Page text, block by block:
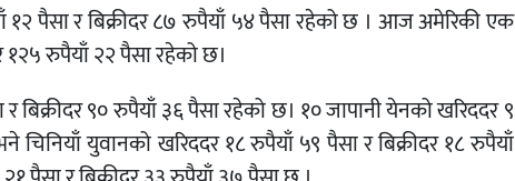
पैसा र बिक्रीदर ८७ रुपैयाँ ५४ पैसा रहेको छ । आज अमेरिकी एक
१२५ रुपैयाँ २२ पैसा रहेको छ।
बिक्रीदर ९० रुपैयाँ ३६ पैसा रहेको छ। १० जापानी येनको खरिददर ९
युवानको खरिददर १८ रुपैयाँ ५९ पैसा र बिक्रीदर १८ रुपैयाँ